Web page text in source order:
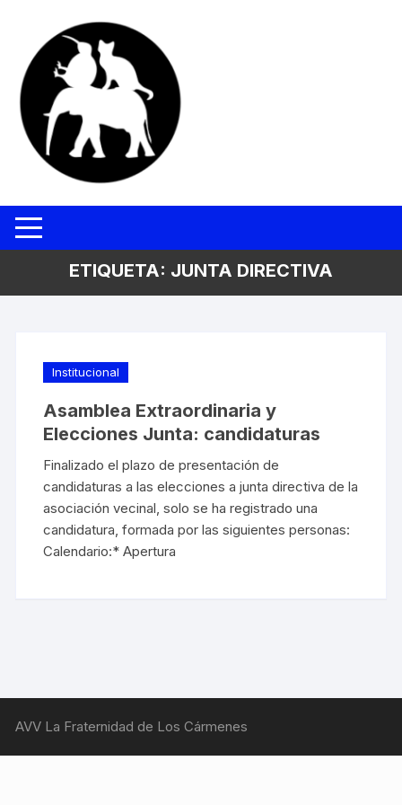
contenido
ETIQUETA: JUNTA DIRECTIVA
Institucional
Asamblea Extraordinaria y
Elecciones Junta: candidaturas
Finalizado el plazo de presentación de
candidaturas a las elecciones a junta directiva de la
asociación vecinal, solo se ha registrado una
candidatura, formada por las siguientes personas:
Calendario:* Apertura
AVV La Fraternidad de Los Cármenes